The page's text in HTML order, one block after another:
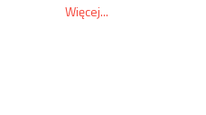
Więcej...